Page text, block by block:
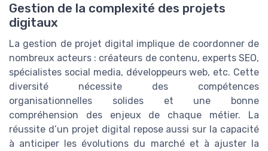
Gestion de la complexité des projets
digitaux
La gestion de projet digital implique de coordonner de
nombreux acteurs : créateurs de contenu, experts SEO,
spécialistes social media, développeurs web, etc. Cette
diversité nécessite des compétences
organisationnelles solides et une bonne
compréhension des enjeux de chaque métier. La
réussite d’un projet digital repose aussi sur la capacité
à anticiper les évolutions du marché et à ajuster la